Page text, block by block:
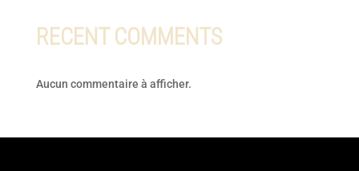
RECENT COMMENTS
Aucun commentaire à afficher.